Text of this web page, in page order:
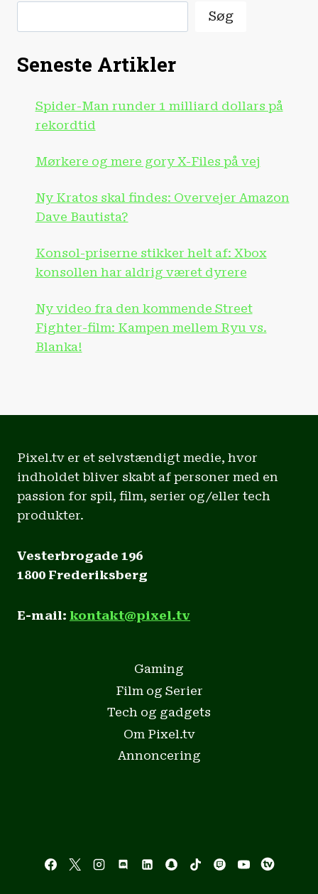
Søg
Seneste Artikler
Spider-Man runder 1 milliard dollars på
rekordtid
Mørkere og mere gory X-Files på vej
Ny Kratos skal findes: Overvejer Amazon
Dave Bautista?
Konsol-priserne stikker helt af: Xbox
konsollen har aldrig været dyrere
Ny video fra den kommende Street
Fighter-film: Kampen mellem Ryu vs.
Blanka!
Pixel.tv er et selvstændigt medie, hvor
indholdet bliver skabt af personer med en
passion for spil, film, serier og/eller tech
produkter.
Vesterbrogade 196
1800 Frederiksberg
E-mail: kontakt@pixel.tv
Gaming
Film og Serier
Tech og gadgets
Om Pixel.tv
Annoncering